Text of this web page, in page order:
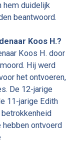
hem duidelijk
beantwoord.
Koos H.?
Koos H. door
Hij werd
het ontvoeren,
De 12-jarige
11-jarige Edith
ontvoerd